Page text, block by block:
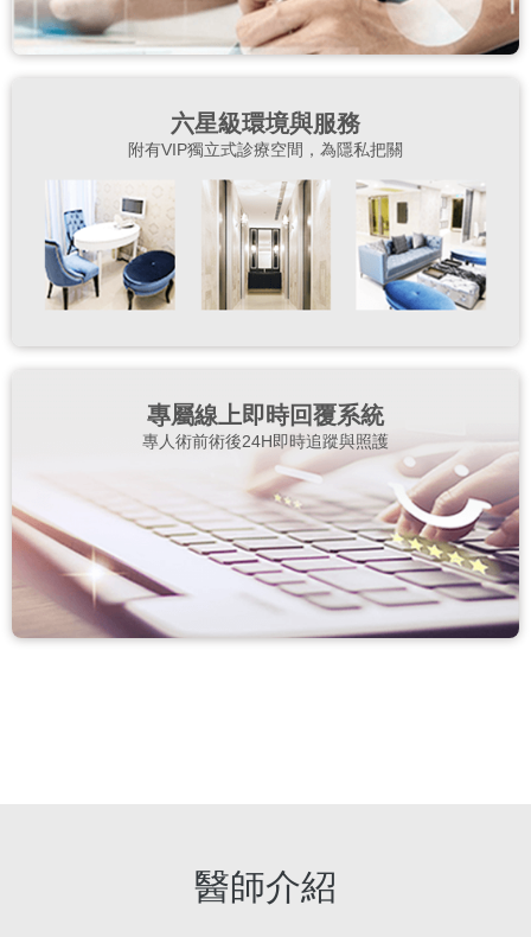
六星級環境與服務
附有VIP獨立式診療空間，為隱私把關
專屬線上即時回覆系統
專人術前術後24H即時追蹤與照護
醫師介紹